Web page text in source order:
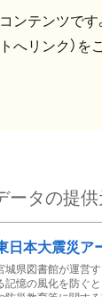
ンテンツです
へリンク）を
ータの提供
日本大震災ア
城県図書館が運営
記憶の風化を防ぐと